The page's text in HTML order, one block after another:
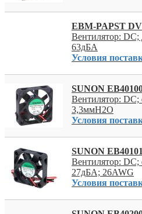
EBM-PAPST
Вентилятор:
63дБА
Условия
SUNON
Вентилятор:
3,3ммH2O
Условия
SUNON
Вентилятор:
27дБА; 26AWG
Условия